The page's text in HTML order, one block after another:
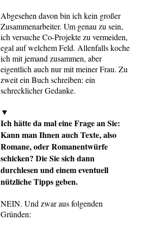
Abgesehen davon bin ich kein großer
Zusammenarbeiter. Um genau zu sein,
ich versuche Co-Projekte zu vermeiden,
egal auf welchem Feld. Allenfalls koche
ich mit jemand zusammen, aber
eigentlich auch nur mit meiner Frau. Zu
zweit ein Buch schreiben: ein
schrecklicher Gedanke.
▼
Ich hätte da mal eine Frage an Sie:
Kann man Ihnen auch Texte, also
Romane, oder Romanentwürfe
schicken? Die Sie sich dann
durchlesen und einem eventuell
nützliche Tipps geben.
NEIN. Und zwar aus folgenden
Gründen: